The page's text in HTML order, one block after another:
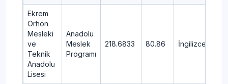
Ekrem
Orhon
Mesleki
ve
Teknik
Anadolu
Lisesi
Anadolu
Meslek
Programı
218.6833 80.86 İngilizce